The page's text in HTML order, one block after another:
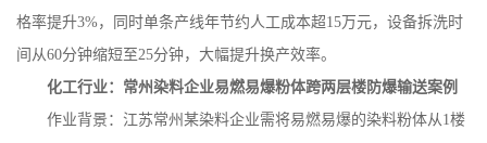
格率提升3%，同时单条产线年节约人工成本超15万元，设备拆洗时
间从60分钟缩短至25分钟，大幅提升换产效率。
化工行业：常州染料企业易燃易爆粉体跨两层楼防爆输送案例
作业背景：江苏常州某染料企业需将易燃易爆的染料粉体从1楼